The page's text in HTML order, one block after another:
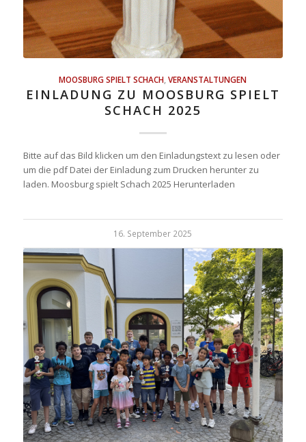
MOOSBURG SPIELT SCHACH,VERANSTALTUNGEN
EINLADUNG ZU MOOSBURG SPIELT
SCHACH 2025
Bitte auf das Bild klicken um den Einladungstext zu lesen oder
um die pdf Datei der Einladung zum Drucken herunter zu
laden. Moosburg spielt Schach 2025 Herunterladen
16. September 2025